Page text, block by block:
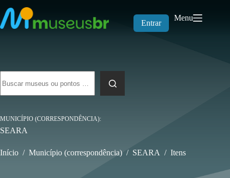
para
o
conteúdo
Entrar
Menu
resultados
MUNICÍPIO (CORRESPONDÊNCIA)
SEARA
Início / Município (correspondência) / SEARA / Itens